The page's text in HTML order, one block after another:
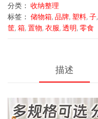
分类： 收纳整理
标签： 储物箱, 品牌, 塑料, 子,
筐, 箱, 置物, 衣服, 透明, 零食
描述